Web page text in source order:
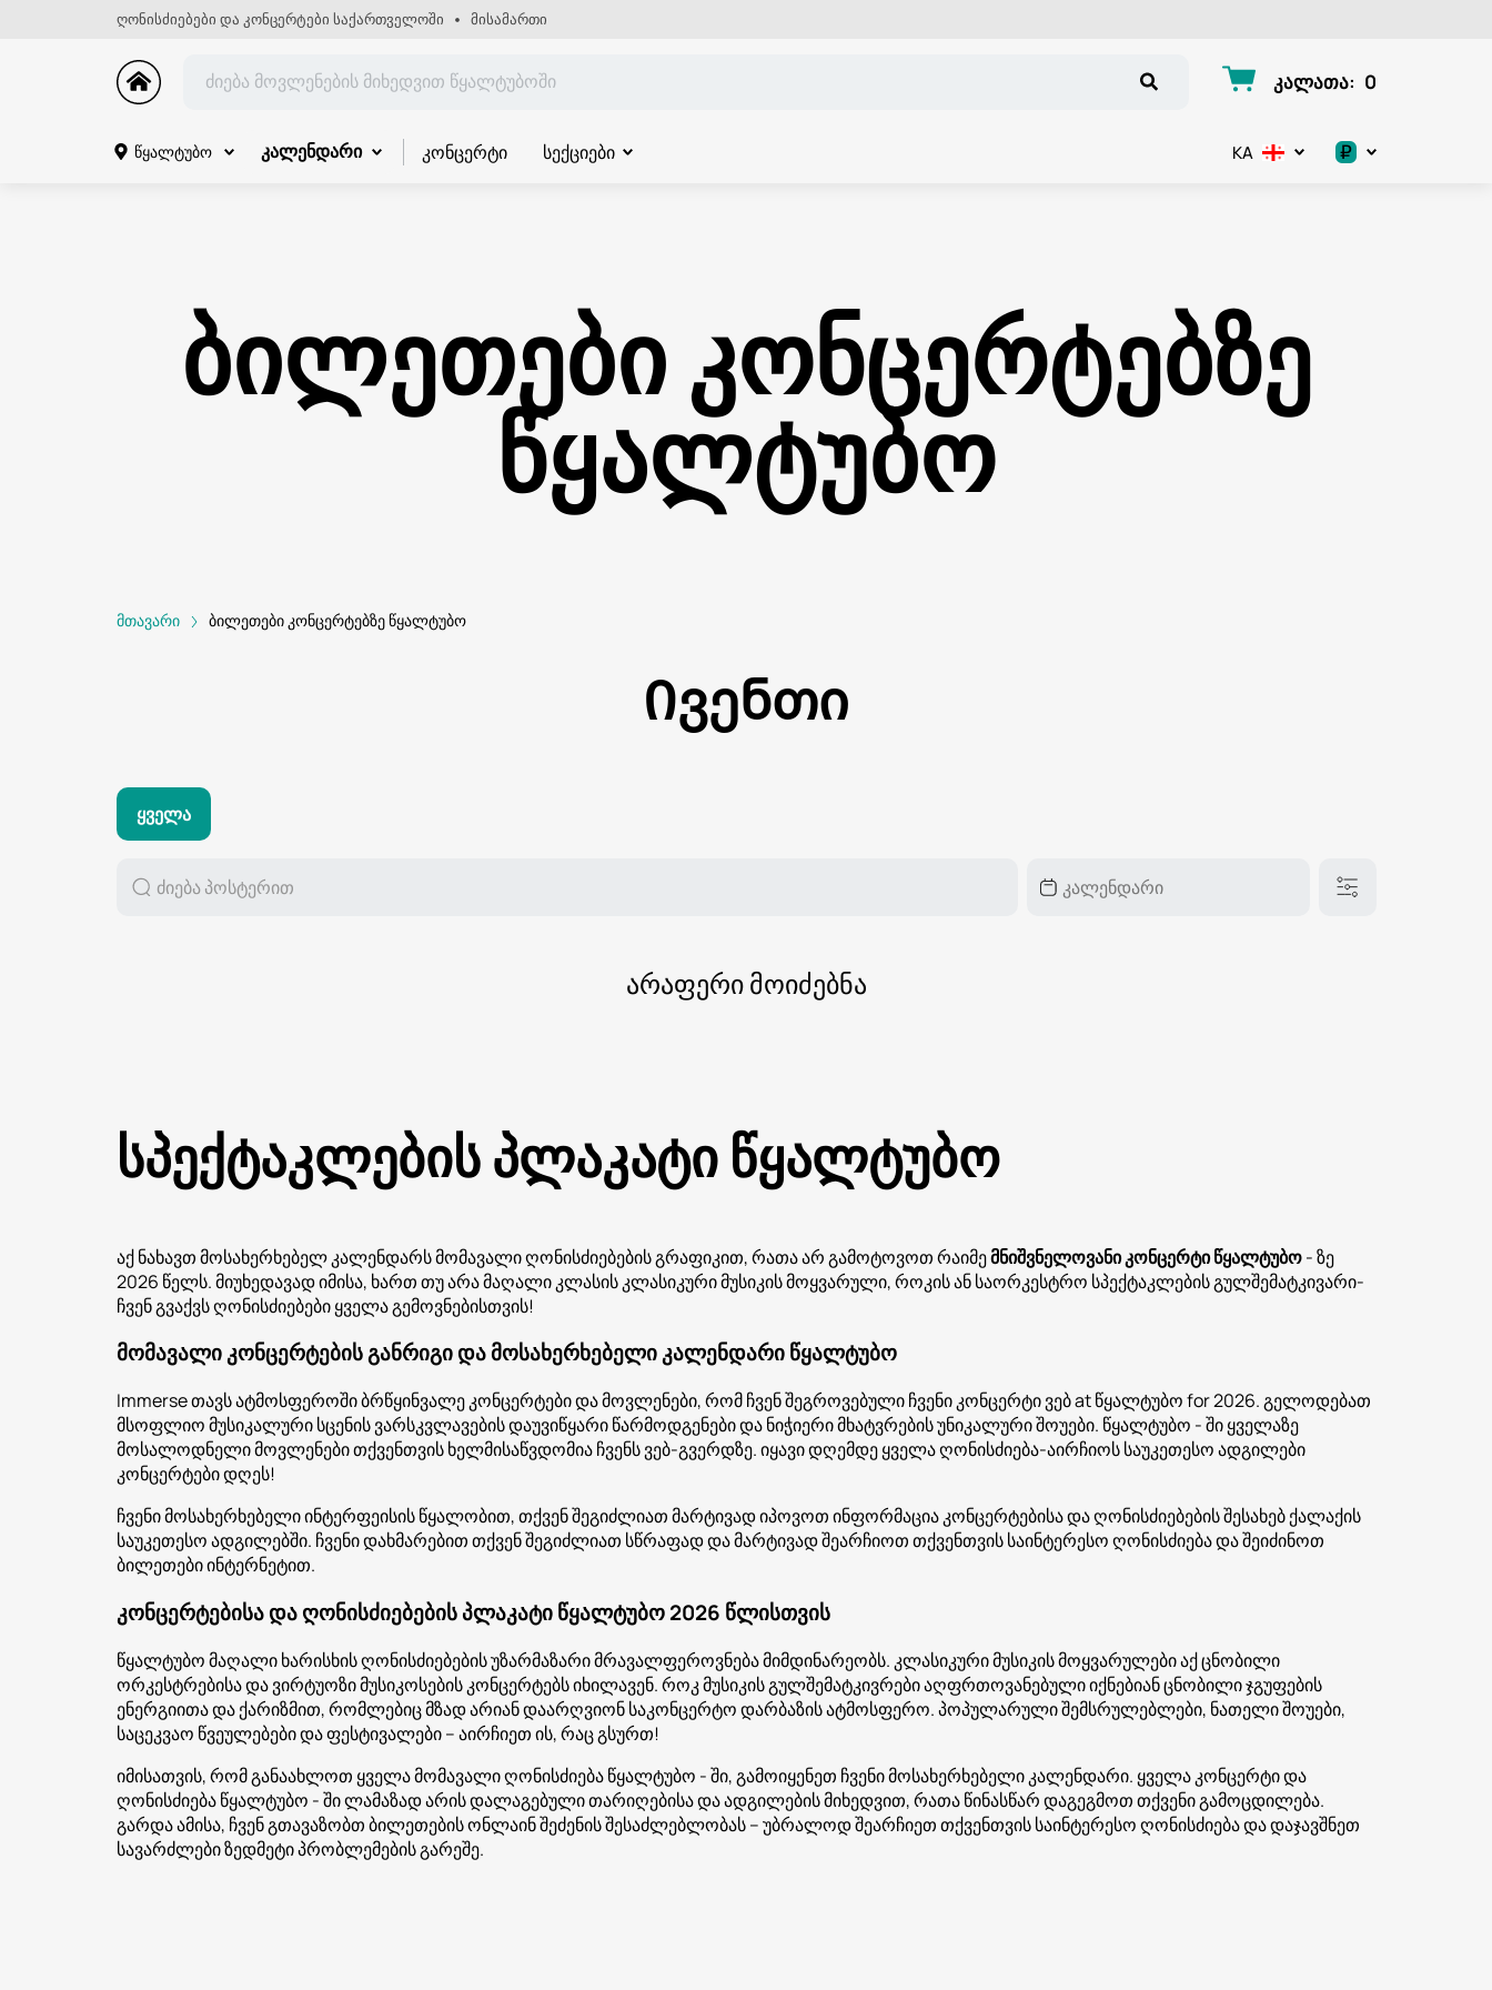
ღონისძიებები და კონცერტები საქართველოში მისამართი
კალათა: 0
წყალტუბო კალენდარი კონცერტი სექციები KA ₽
ბილეთები კონცერტებზე
წყალტუბო
მთავარი ბილეთები კონცერტებზე წყალტუბო
Ივენთი
Ყველა
არაფერი მოიძებნა
სპექტაკლების პლაკატი წყალტუბო
აქ ნახავთ მოსახერხებელ კალენდარს მომავალი ღონისძიებების გრაფიკით, რათა არ გამოტოვოთ რაიმემნიშვნელოვანი კონცერტი წყალტუბო- ზე
2026 წელს. მიუხედავად იმისა, ხართ თუ არა მაღალი კლასის კლასიკური მუსიკის მოყვარული, როკის ან საორკესტრო სპექტაკლების გულშემატკივარი-
ჩვენ გვაქვს ღონისძიებები ყველა გემოვნებისთვის!
მომავალი კონცერტების განრიგი და მოსახერხებელი კალენდარი წყალტუბო
Immerse თავს ატმოსფეროში ბრწყინვალე კონცერტები და მოვლენები, რომ ჩვენ შეგროვებული ჩვენი კონცერტი ვებ at წყალტუბო for 2026. გელოდებათ
მსოფლიო მუსიკალური სცენის ვარსკვლავების დაუვიწყარი წარმოდგენები და ნიჭიერი მხატვრების უნიკალური შოუები. წყალტუბო - ში ყველაზე
მოსალოდნელი მოვლენები თქვენთვის ხელმისაწვდომია ჩვენს ვებ-გვერდზე. იყავი დღემდე ყველა ღონისძიება-აირჩიოს საუკეთესო ადგილები
კონცერტები დღეს!
ჩვენი მოსახერხებელი ინტერფეისის წყალობით, თქვენ შეგიძლიათ მარტივად იპოვოთ ინფორმაცია კონცერტებისა და ღონისძიებების შესახებ ქალაქის
საუკეთესო ადგილებში. ჩვენი დახმარებით თქვენ შეგიძლიათ სწრაფად და მარტივად შეარჩიოთ თქვენთვის საინტერესო ღონისძიება და შეიძინოთ
ბილეთები ინტერნეტით.
კონცერტებისა და ღონისძიებების პლაკატი წყალტუბო 2026 წლისთვის
წყალტუბო მაღალი ხარისხის ღონისძიებების უზარმაზარი მრავალფეროვნება მიმდინარეობს. კლასიკური მუსიკის მოყვარულები აქ ცნობილი
ორკესტრებისა და ვირტუოზი მუსიკოსების კონცერტებს იხილავენ. როკ მუსიკის გულშემატკივრები აღფრთოვანებული იქნებიან ცნობილი ჯგუფების
ენერგიითა და ქარიზმით, რომლებიც მზად არიან დაარღვიონ საკონცერტო დარბაზის ატმოსფერო. პოპულარული შემსრულებლები, ნათელი შოუები,
საცეკვაო წვეულებები და ფესტივალები – აირჩიეთ ის, რაც გსურთ!
იმისათვის, რომ განაახლოთ ყველა მომავალი ღონისძიება წყალტუბო - ში, გამოიყენეთ ჩვენი მოსახერხებელი კალენდარი. ყველა კონცერტი და
ღონისძიება წყალტუბო - ში ლამაზად არის დალაგებული თარიღებისა და ადგილების მიხედვით, რათა წინასწარ დაგეგმოთ თქვენი გამოცდილება.
გარდა ამისა, ჩვენ გთავაზობთ ბილეთების ონლაინ შეძენის შესაძლებლობას – უბრალოდ შეარჩიეთ თქვენთვის საინტერესო ღონისძიება და დაჯავშნეთ
სავარძლები ზედმეტი პრობლემების გარეშე.